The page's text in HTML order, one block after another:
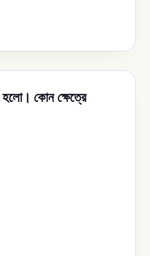
হলো। কোন ক্ষেত্রে